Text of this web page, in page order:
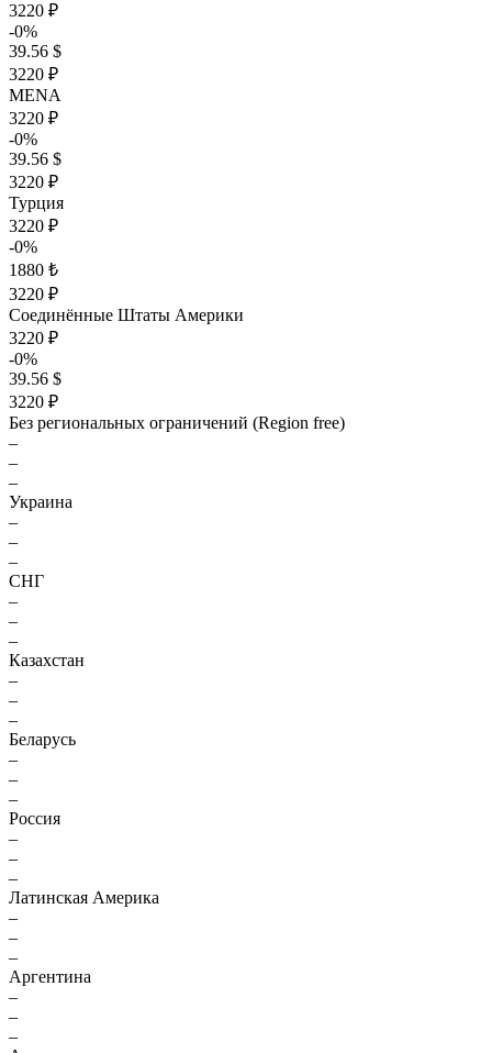
3220 ₽
-0%
39.56 $
3220 ₽
MENA
3220 ₽
-0%
39.56 $
3220 ₽
Турция
3220 ₽
-0%
1880 ₺
3220 ₽
Соединённые Штаты Америки
3220 ₽
-0%
39.56 $
3220 ₽
Без региональных ограничений (Region free)
–
–
–
Украина
–
–
–
СНГ
–
–
–
Казахстан
–
–
–
Беларусь
–
–
–
Россия
–
–
–
Латинская Америка
–
–
–
Аргентина
–
–
–